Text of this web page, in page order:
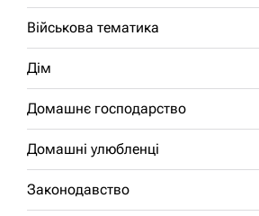
Військова тематика
Дім
Домашнє господарство
Домашні улюбленці
Законодавство